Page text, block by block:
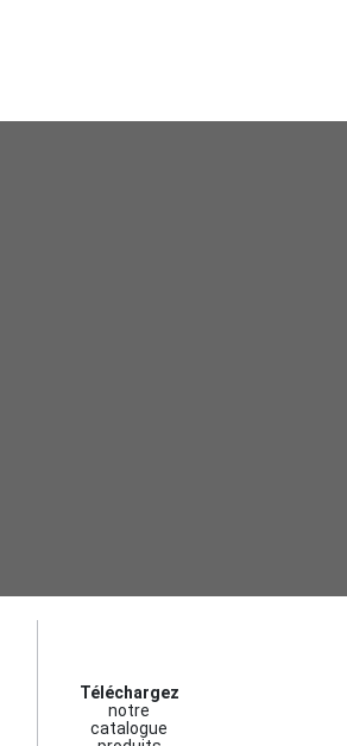
Téléchargez
notre
catalogue